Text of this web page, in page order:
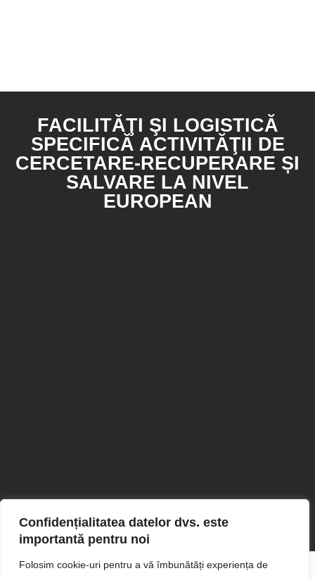
Confidențialitatea datelor dvs. este
importantă pentru noi
Folosim cookie-uri pentru a vă îmbunătăți experiența de
FACILITĂŢI ŞI LOGISTICĂ
SPECIFICĂ ACTIVITĂŢII DE
CERCETARE-RECUPERARE ȘI
SALVARE LA NIVEL
EUROPEAN